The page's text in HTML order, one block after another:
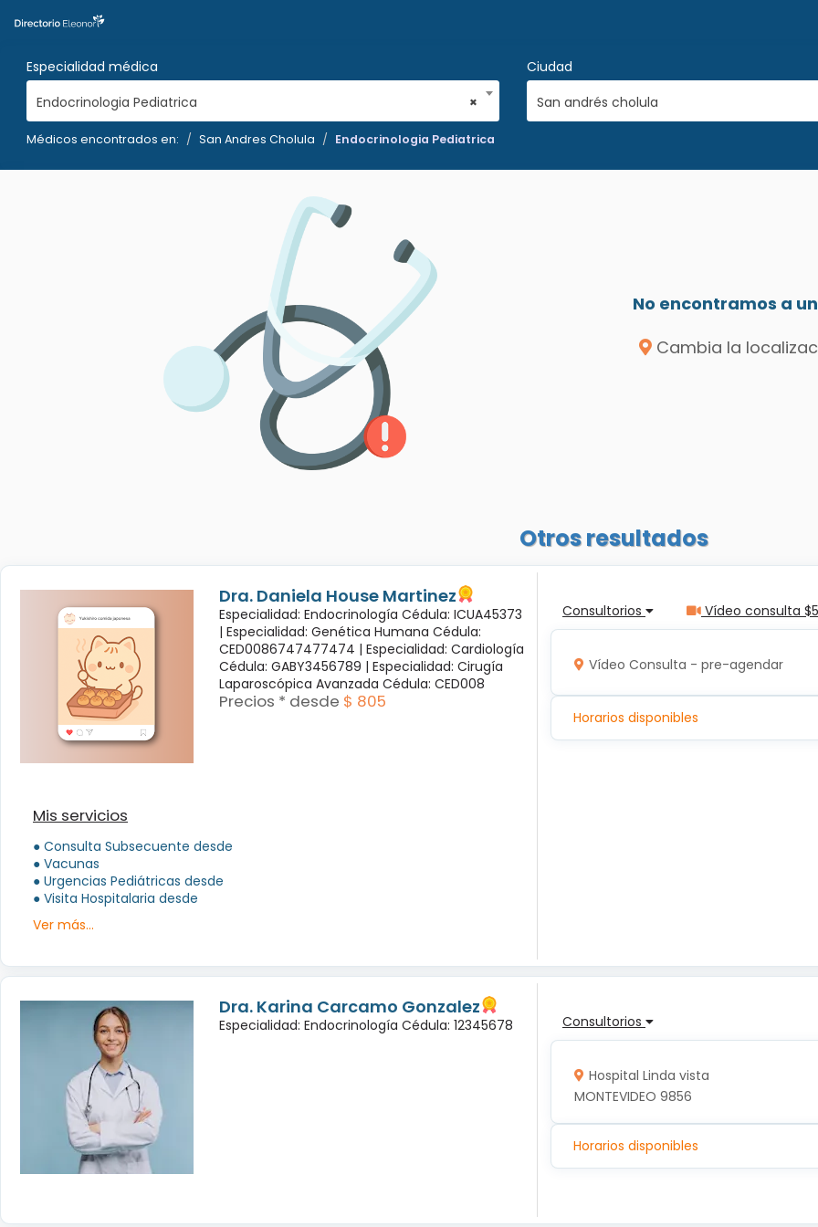
Especialidad médica
×
Endocrinologia Pediatrica
Ciudad
San andrés cholula
Médicos encontrados en: San Andres Cholula Endocrinologia Pediatrica
No encontramos a
Cambia la
Otros resultados
Dra. Daniela House Martinez
Especialidad: Endocrinología Cédula: ICUA45373
| Especialidad: Genética Humana Cédula:
CED0086747477474 | Especialidad: Cardiología
Cédula: GABY3456789 | Especialidad: Cirugía
Laparoscópica Avanzada Cédula: CED008
Precios * desde $ 805
Mis servicios
● Consulta Subsecuente desde
● Vacunas
● Urgencias Pediátricas desde
● Visita Hospitalaria desde
Ver más...
Consultorios Vídeo consulta
Vídeo Consulta - pre-agendar
Horarios disponibles
Dra. Karina Carcamo Gonzalez
Especialidad: Endocrinología Cédula: 12345678 Consultorios
Hospital Linda vista
MONTEVIDEO 9856
Horarios disponibles